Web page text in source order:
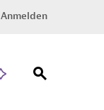
Anmelden